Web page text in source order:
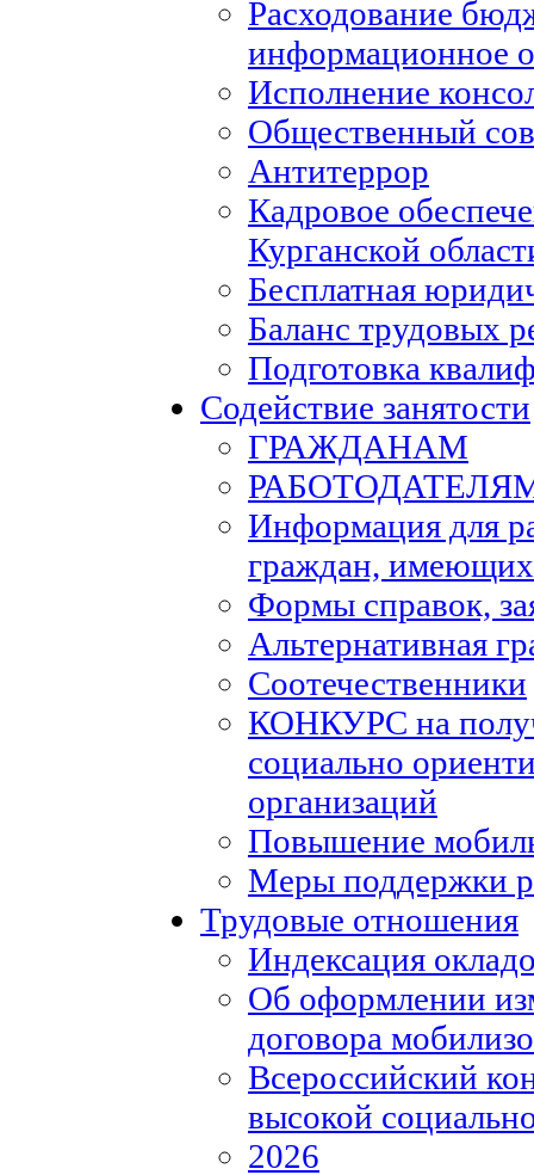
Расходование
информационное
Исполнение
Общественный
Антитеррор
Кадровое
Курганской
Бесплатная
Баланс трудовых
Подготовка
Содействие занятости
ГРАЖДАНАМ
Информация для
граждан,
Формы справок,
Альтернативная
Соотечественники
КОНКУРС на
социально
организаций
Повышение
Меры поддержки
Трудовые отношения
Индексация
Об оформлении
договора
Всероссийский
высокой
2026